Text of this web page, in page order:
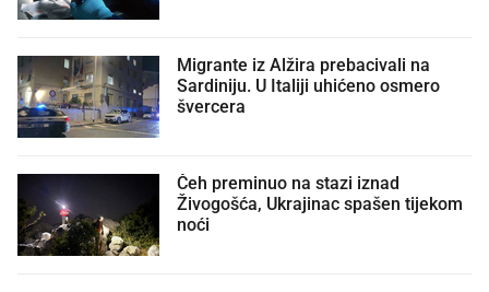
Migrante iz Alžira prebacivali na
Sardiniju. U Italiji uhićeno osmero
švercera
Čeh preminuo na stazi iznad
Živogošća, Ukrajinac spašen tijekom
noći